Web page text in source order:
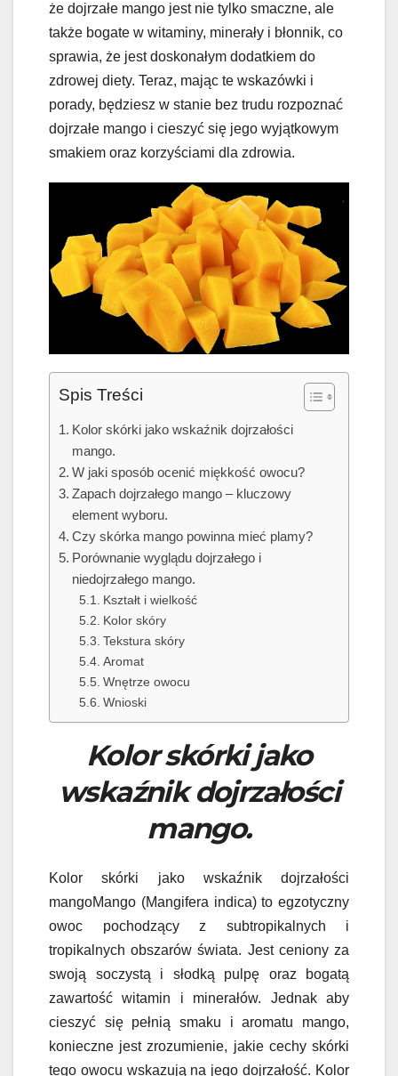
że dojrzałe mango jest nie tylko smaczne, ale
także bogate w witaminy, minerały i błonnik, co
sprawia, że jest doskonałym dodatkiem do
zdrowej diety. Teraz, mając te wskazówki i
porady, będziesz w stanie bez trudu rozpoznać
dojrzałe mango i cieszyć się jego wyjątkowym
smakiem oraz korzyściami dla zdrowia.
Spis Treści
Kolor skórki jako wskaźnik dojrzałości
mango.
W jaki sposób ocenić miękkość owocu?
Zapach dojrzałego mango – kluczowy
element wyboru.
Czy skórka mango powinna mieć plamy?
Porównanie wyglądu dojrzałego i
niedojrzałego mango.
Kształt i wielkość
Kolor skóry
Tekstura skóry
Aromat
Wnętrze owocu
Wnioski
Kolor skórki jako
wskaźnik dojrzałości
mango.
Kolor skórki jako wskaźnik dojrzałości
mangoMango (Mangifera indica) to egzotyczny
owoc pochodzący z subtropikalnych i
tropikalnych obszarów świata. Jest ceniony za
swoją soczystą i słodką pulpę oraz bogatą
zawartość witamin i minerałów. Jednak aby
cieszyć się pełnią smaku i aromatu mango,
konieczne jest zrozumienie, jakie cechy skórki
tego owocu wskazują na jego dojrzałość. Kolor